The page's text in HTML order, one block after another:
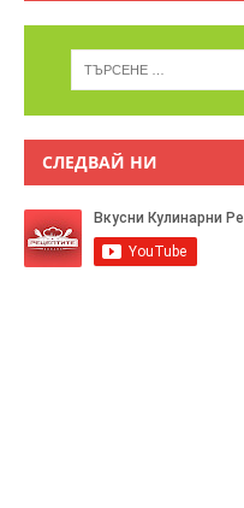
СЛЕДВАЙ НИ